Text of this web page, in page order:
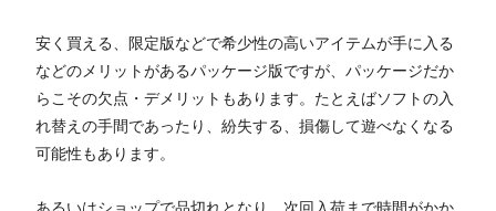
安く買える、限定版などで希少性の高いアイテムが手に入る
などのメリットがあるパッケージ版ですが、パッケージだか
らこその欠点・デメリットもあります。たとえばソフトの入
れ替えの手間であったり、紛失する、損傷して遊べなくなる
可能性もあります。